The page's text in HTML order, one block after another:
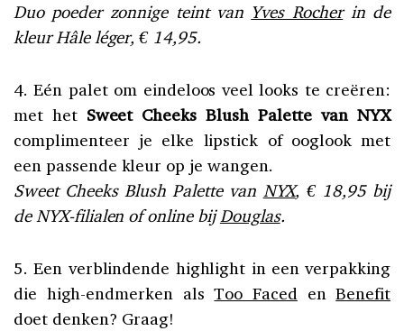
Duo poeder zonnige teint van Yves Rocherin de
kleur Hâle léger, € 14,95.
4. Eén palet om eindeloos veel looks te creëren:
met het Sweet Cheeks Blush Palette van NYX
complimenteer je elke lipstick of ooglook met
een passende kleur op je wangen.
Sweet Cheeks Blush Palette van NYX, € 18,95 bij
de NYX-filialen of online bijDouglas.
5. Een verblindende highlight in een verpakking
die high-endmerken alsToo FacedenBenefit
doet denken? Graag!